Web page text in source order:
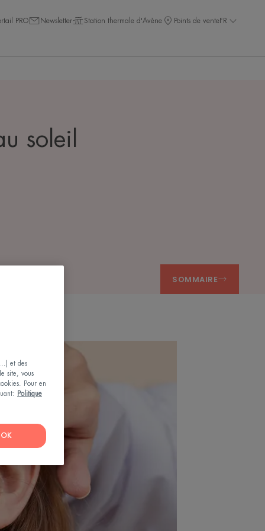
PRO Newsletter Station thermale d'Avène Points de venteFR
soleil
SOMMAIRE
et des
site, vous
Pour en
Politique
OK